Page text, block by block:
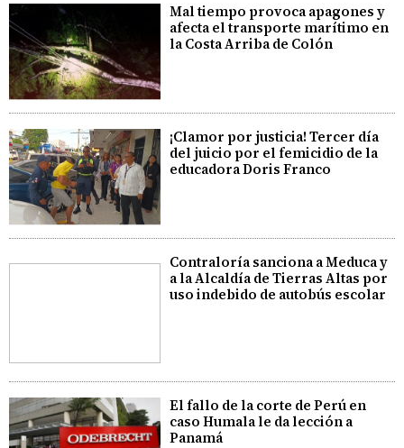
Mal tiempo provoca apagones y
afecta el transporte marítimo en
la Costa Arriba de Colón
¡Clamor por justicia! Tercer día
del juicio por el femicidio de la
educadora Doris Franco
Contraloría sanciona a Meduca y
a la Alcaldía de Tierras Altas por
uso indebido de autobús escolar
El fallo de la corte de Perú en
caso Humala le da lección a
Panamá